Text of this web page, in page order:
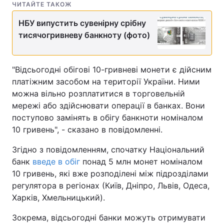
ЧИТАЙТЕ ТАКОЖ
НБУ випустить сувенірну срібну
тисячогривневу банкноту (фото)
"Відсьогодні обігові 10-гривневі монети є дійсним
платіжним засобом на території України. Ними
можна вільно розплатитися в торговельній
мережі або здійснювати операції в банках. Вони
поступово замінять в обігу банкноти номіналом
10 гривень", - сказано в повідомленні.
Згідно з повідомленням, спочатку Національний
банк введе в обіг понад 5 млн монет номіналом
10 гривень, які вже розподілені між підрозділами
регулятора в регіонах (Київ, Дніпро, Львів, Одеса,
Харків, Хмельницький).
Зокрема, відсьогодні банки можуть отримувати